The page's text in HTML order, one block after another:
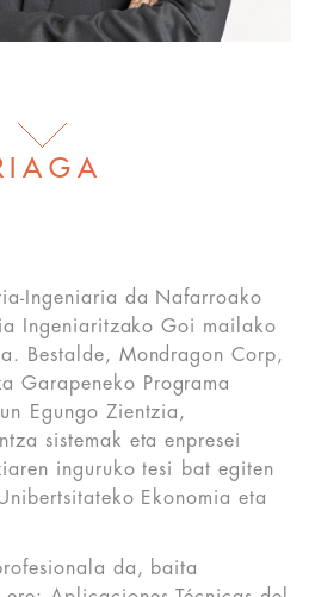
Ingeniaria da Nafarroako
Ingeniaritzako Goi mailako
Bestalde, Mondragon Corp,
Garapeneko Programa
Egungo Zientzia,
sistemak eta enpresei
inguruko tesi bat egiten
Ekonomia eta
da, baita